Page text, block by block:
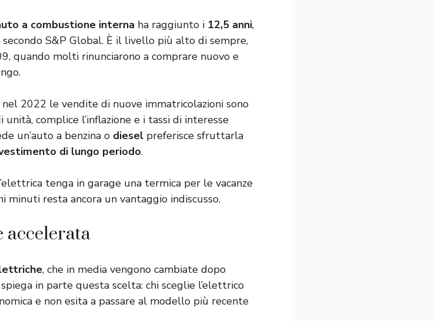
a combustione interna ha raggiunto i 12,5 anni,
S&P Global. È il livello più alto di sempre,
quando molti rinunciarono a comprare nuovo e
nel 2022 le vendite di nuove immatricolazioni sono
complice l’inflazione e i tassi di interesse
un’auto a benzina o diesel preferisce sfruttarla
di lungo periodo.
tenga in garage una termica per le vacanze
minuti resta ancora un vantaggio indiscusso.
accelerata
, che in media vengono cambiate dopo
in parte questa scelta: chi sceglie l’elettrico
e non esita a passare al modello più recente